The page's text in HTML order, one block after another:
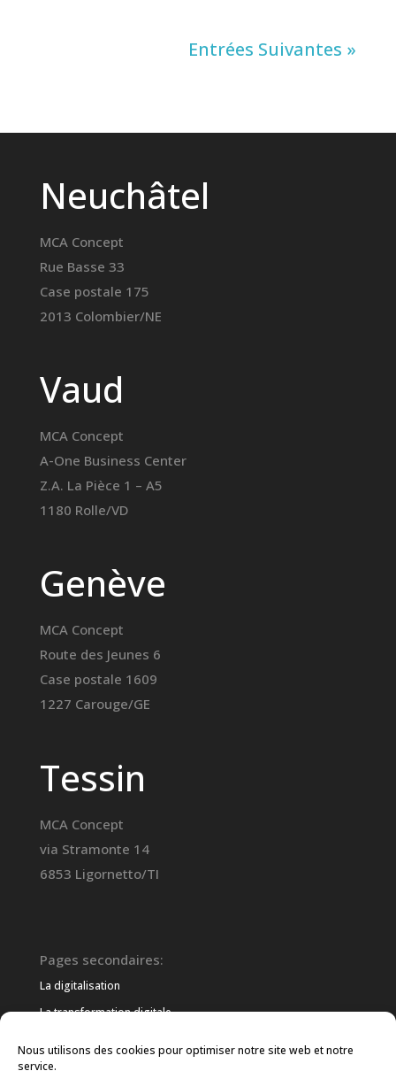
Nous utilisons des cookies pour optimiser notre site web et notre
service.
Entrées Suivantes »
Neuchâtel
MCA Concept
Rue Basse 33
Case postale 175
2013 Colombier/NE
Vaud
MCA Concept
A-One Business Center
Z.A. La Pièce 1 – A5
1180 Rolle/VD
Genève
MCA Concept
Route des Jeunes 6
Case postale 1609
1227 Carouge/GE
Tessin
MCA Concept
via Stramonte 14
6853 Ligornetto/TI
Pages secondaires:
La digitalisation
La transformation digitale